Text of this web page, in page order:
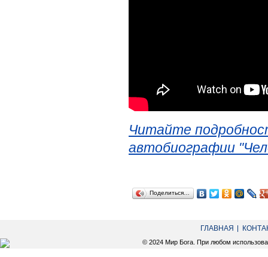
Читайте
автобиографии
Поделиться…
ГЛАВНАЯ
© 2024 Мир Бога. При любом